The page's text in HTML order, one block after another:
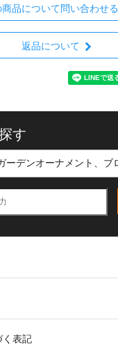
商品について問い合わせる
返品について
す
く表記